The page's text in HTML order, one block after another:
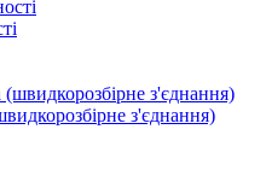
з'єднання)